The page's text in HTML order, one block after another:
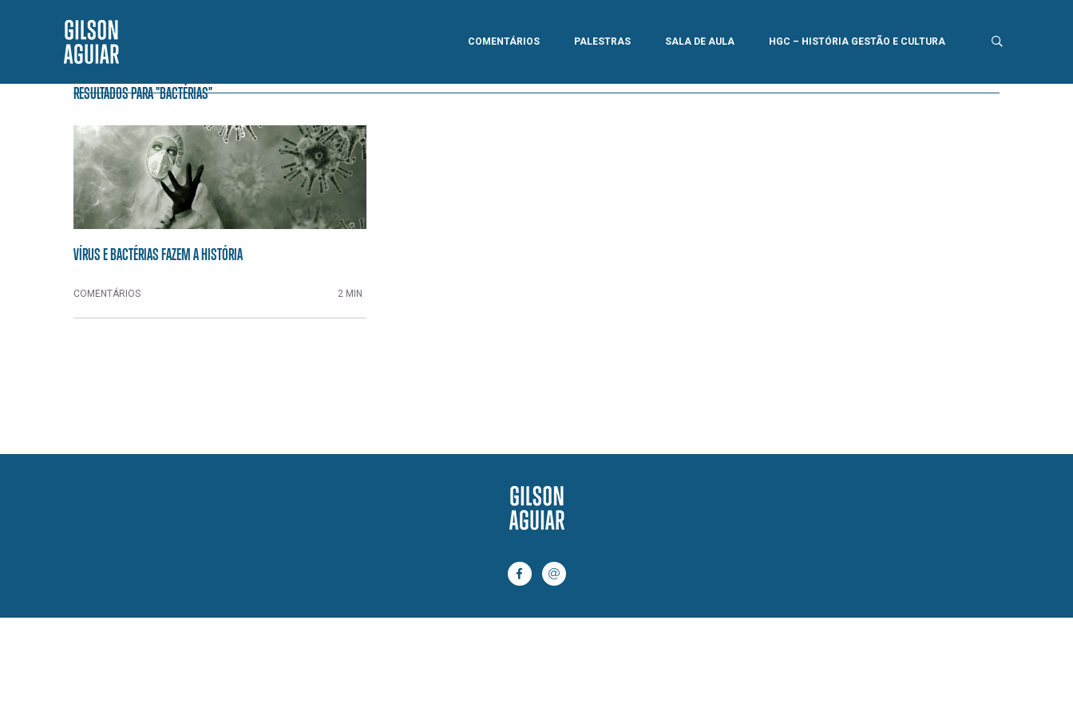
COMENTÁRIOS PALESTRAS SALA DE AULA HGC – HISTÓRIA GESTÃO E CULTURA
RESULTADOS PARA "BACTÉRIAS"
VÍRUS E BACTÉRIAS FAZEM A HISTÓRIA
COMENTÁRIOS 2 MIN